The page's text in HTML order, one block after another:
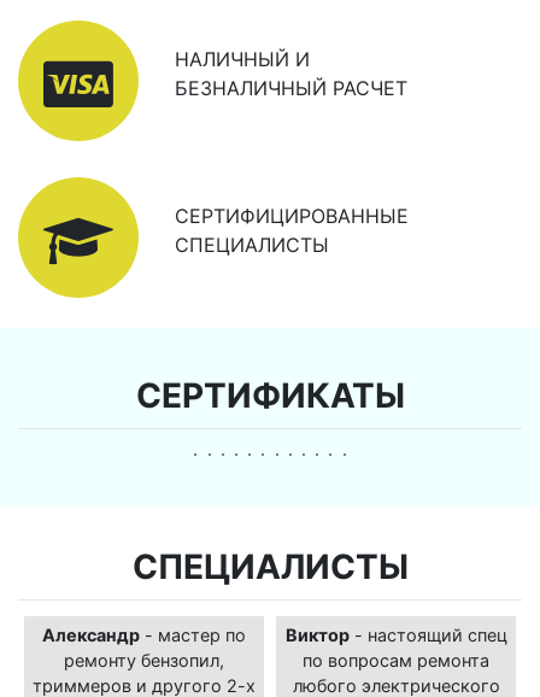
НАЛИЧНЫЙ И
БЕЗНАЛИЧНЫЙ РАСЧЕТ
СЕРТИФИЦИРОВАННЫЕ
СПЕЦИАЛИСТЫ
СЕРТИФИКАТЫ
СПЕЦИАЛИСТЫ
Александр - мастер по
ремонту бензопил,
триммеров и другого 2-х
Виктор- настоящий спец
по вопросам ремонта
любого электрического